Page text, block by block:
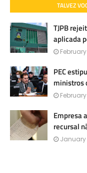
TALVEZ
TJPB
aplicada
PEC
ministros
February
Empresa
recursal
January